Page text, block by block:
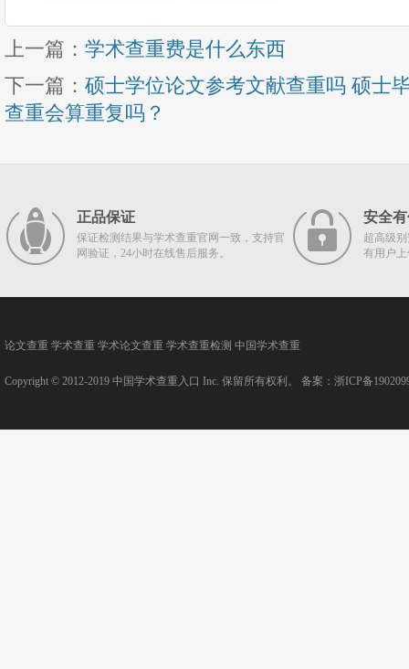
上一篇： 学术查重费是什么东西
下一篇： 硕士学位论文参考文献查重吗 硕士
查重会算重复吗？
正品保证
保证检测结果与学术查重官网一致，支持官
网验证，24小时在线售后服务。
安全
超高级
有用户
论文查重 学术查重 学术论文查重 学术查重检测 中国学术查重
Copyright © 2012-2019 中国学术查重入口 Inc. 保留所有权利。 备案： 浙ICP备